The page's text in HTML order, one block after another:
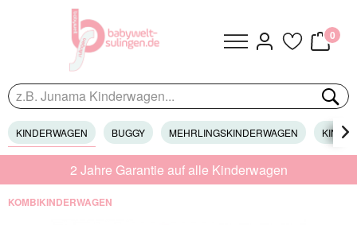
0
KINDERWAGEN BUGGY MEHRLINGSKINDERWAGEN 
2 Jahre Garantie auf alle Kinderwagen
KOMBIKINDERWAGEN